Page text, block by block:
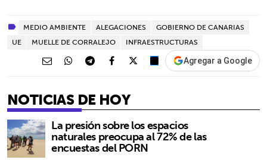
MEDIO AMBIENTE ALEGACIONES
GOBIERNO DE CANARIAS
UE
MUELLE DE CORRALEJO INFRAESTRUCTURAS
Agregar a Google
NOTICIAS DE HOY
La presión sobre los espacios
naturales preocupa al 72% de las
encuestas del PORN